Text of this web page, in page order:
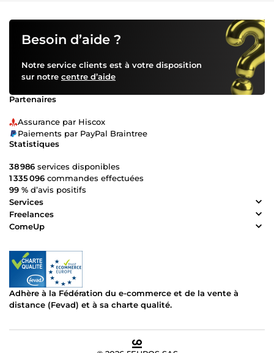
Besoin d’aide ?
Notre service clients est à votre disposition
sur notre centre d’aide
Partenaires
Assurance par Hiscox
Paiements par PayPal Braintree
Statistiques
38 986 services disponibles
1 335 096 commandes effectuées
99 % d’avis positifs
Services
Freelances
ComeUp
Adhère à la Fédération du e-commerce et de la vente à
distance (Fevad) et à sa charte qualité.